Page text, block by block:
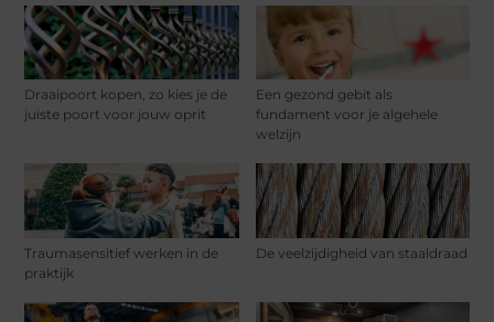
Draaipoort kopen, zo kies je de
juiste poort voor jouw oprit
Een gezond gebit als
fundament voor je algehele
welzijn
Traumasensitief werken in de
praktijk
De veelzijdigheid van staaldraad